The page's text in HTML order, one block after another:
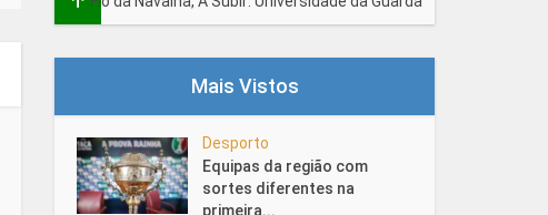
Mais Vistos
Desporto
Equipas da região com
sortes diferentes na
primeira...